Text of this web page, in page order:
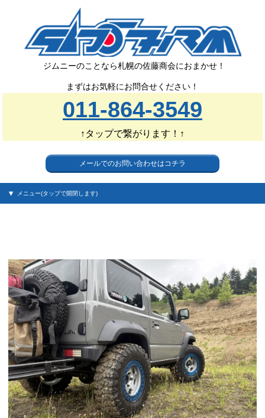
ジムニーのことなら札幌の佐藤商会におまかせ！
まずはお気軽にお問合せください！
011-864-3549
↑タップで繋がります！↑
メールでのお問い合わせはコチラ
メニュー(タップで開閉します)